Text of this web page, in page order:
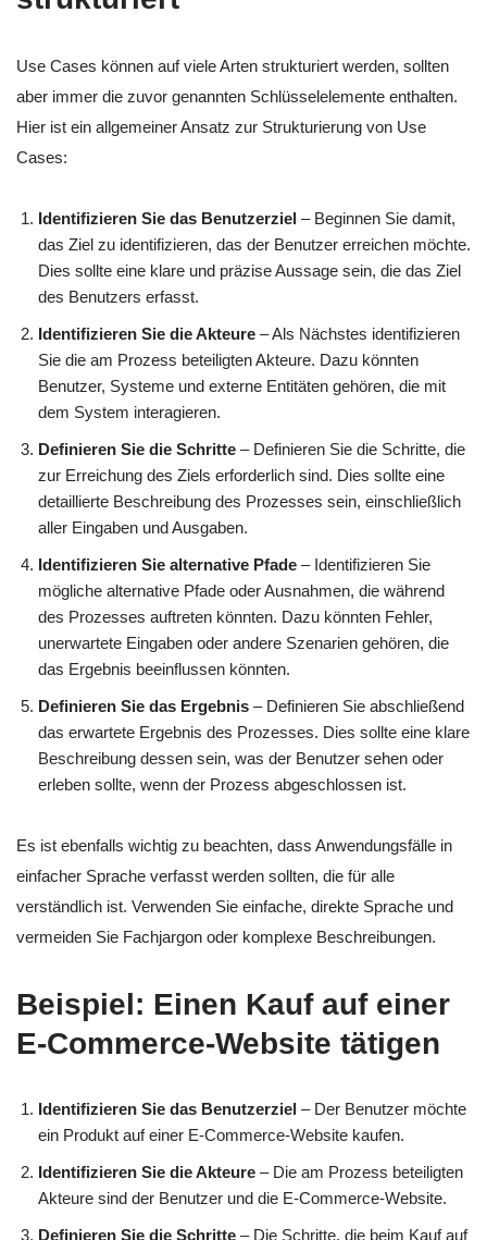
Use Cases können auf viele Arten strukturiert werden, sollten
aber immer die zuvor genannten Schlüsselelemente enthalten.
Hier ist ein allgemeiner Ansatz zur Strukturierung von Use
Cases:
Identifizieren Sie das Benutzerziel – Beginnen Sie damit,
das Ziel zu identifizieren, das der Benutzer erreichen möchte.
Dies sollte eine klare und präzise Aussage sein, die das Ziel
des Benutzers erfasst.
Identifizieren Sie die Akteure – Als Nächstes identifizieren
Sie die am Prozess beteiligten Akteure. Dazu könnten
Benutzer, Systeme und externe Entitäten gehören, die mit
dem System interagieren.
Definieren Sie die Schritte – Definieren Sie die Schritte, die
zur Erreichung des Ziels erforderlich sind. Dies sollte eine
detaillierte Beschreibung des Prozesses sein, einschließlich
aller Eingaben und Ausgaben.
Identifizieren Sie alternative Pfade – Identifizieren Sie
mögliche alternative Pfade oder Ausnahmen, die während
des Prozesses auftreten könnten. Dazu könnten Fehler,
unerwartete Eingaben oder andere Szenarien gehören, die
das Ergebnis beeinflussen könnten.
Definieren Sie das Ergebnis – Definieren Sie abschließend
das erwartete Ergebnis des Prozesses. Dies sollte eine klare
Beschreibung dessen sein, was der Benutzer sehen oder
erleben sollte, wenn der Prozess abgeschlossen ist.
Es ist ebenfalls wichtig zu beachten, dass Anwendungsfälle in
einfacher Sprache verfasst werden sollten, die für alle
verständlich ist. Verwenden Sie einfache, direkte Sprache und
vermeiden Sie Fachjargon oder komplexe Beschreibungen.
Beispiel: Einen Kauf auf einer
E-Commerce-Website tätigen
Identifizieren Sie das Benutzerziel – Der Benutzer möchte
ein Produkt auf einer E-Commerce-Website kaufen.
Identifizieren Sie die Akteure – Die am Prozess beteiligten
Akteure sind der Benutzer und die E-Commerce-Website.
Definieren Sie die Schritte – Die Schritte, die beim Kauf auf